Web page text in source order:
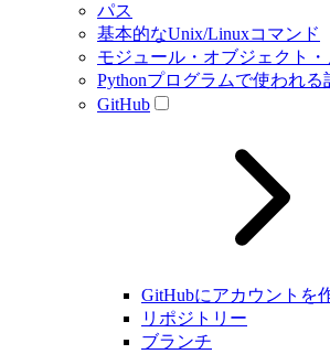
パス
基本的なUnix/Linuxコマンド
モジュール・オブジェクト
Pythonプログラムで使われ
GitHub
GitHubにアカウントを
リポジトリー
ブランチ